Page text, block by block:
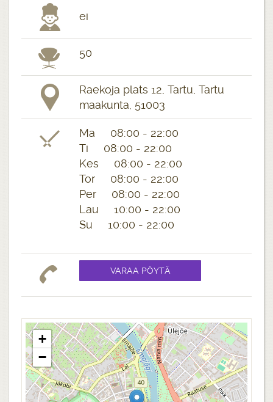
ei
50
Raekoja plats 12, Tartu, Tartu
maakunta, 51003
Ma 08:00 - 22:00
Ti 08:00 - 22:00
Kes 08:00 - 22:00
Tor 08:00 - 22:00
Per 08:00 - 22:00
Lau 10:00 - 22:00
Su 10:00 - 22:00
+
−